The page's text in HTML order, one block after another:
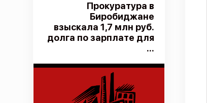
Прокуратура в
Биробиджане
взыскала 1,7 млн руб.
долга по зарплате для
...